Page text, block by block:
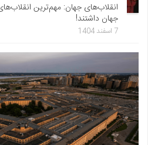
انقلاب‌های جهان: مهم‌ترین
جهان داشتند!
7 اسفند 1404